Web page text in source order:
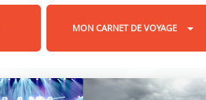
MON CARNET DE VOYAGE